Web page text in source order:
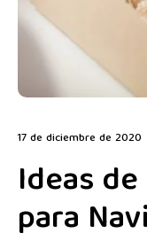
17 de diciembre de 2020
Ideas
para